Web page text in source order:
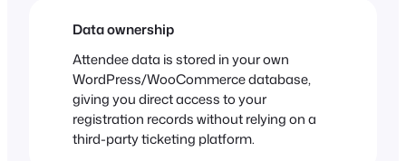
Data ownership
Attendee data is stored in your own
WordPress/WooCommerce database,
giving you direct access to your
registration records without relying on a
third-party ticketing platform.